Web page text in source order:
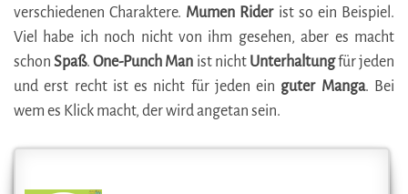
verschiedenen Charaktere. Mumen Riderist so ein Beispiel.
Viel habe ich noch nicht von ihm gesehen, aber es macht
schonSpaß.One-Punch Man ist nicht Unterhaltungfür jeden
und erst recht ist es nicht für jeden ein guter Manga. Bei
wem es Klick macht, der wird angetan sein.